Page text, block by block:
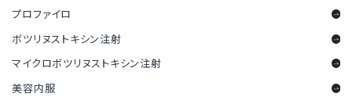
プロファイロ
ボツリヌストキシン注射
マイクロボツリヌストキシン注射
美容内服